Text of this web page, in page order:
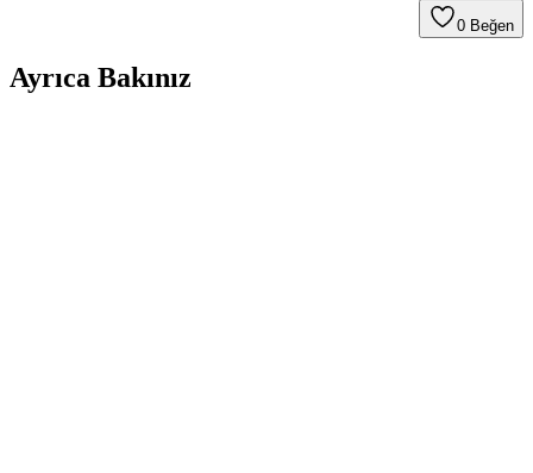
0 Beğen
Ayrıca Bakınız